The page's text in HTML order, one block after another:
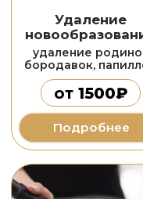
Подробнее
от500₽
александритовым
и диодным лазером
Лазерная
эпиляция